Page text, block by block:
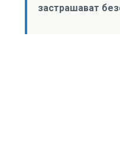
застрашават